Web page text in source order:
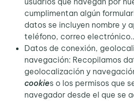
cumplimentan algún
datos se incluyen nombre y
teléfono, correo
Datos de conexión,
navegación: Recopilamos
geolocalización y
cookies o los permisos que
navegador desde el que se